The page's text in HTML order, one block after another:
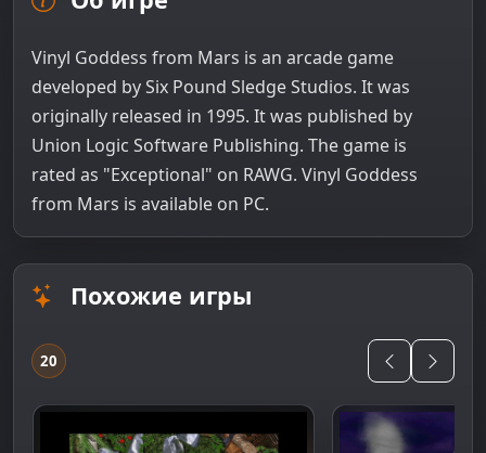
Vinyl Goddess from Mars is an arcade game
developed by Six Pound Sledge Studios. It was
originally released in 1995. It was published by
Union Logic Software Publishing. The game is
rated as "Exceptional" on RAWG. Vinyl Goddess
from Mars is available on PC.
Похожие игры
20